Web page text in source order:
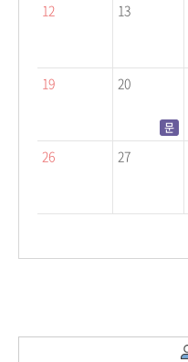
12 13
19 20
문
26 27